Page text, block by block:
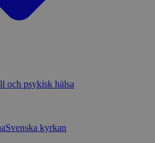
och psykisk hälsa
Svenska kyrkan